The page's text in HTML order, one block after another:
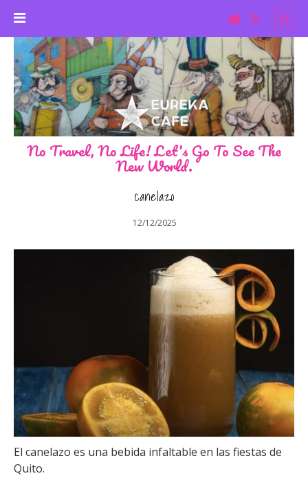
No Travel, No Life! Let's Go To See The
New World.
canelazo
12/12/2025
El canelazo es una bebida infaltable en las fiestas de
Quito.